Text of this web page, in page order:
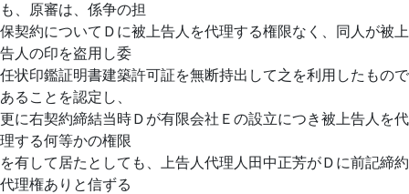
も、原審は、係争の担
保契約についてＤに被上告人を代理する権限なく、同人が被上
告人の印を盗用し委
任状印鑑証明書建築許可証を無断持出して之を利用したもので
あることを認定し、
更に右契約締結当時Ｄが有限会社Ｅの設立につき被上告人を代
理する何等かの権限
を有して居たとしても、上告人代理人田中正芳がＤに前記締約
代理権ありと信ずる